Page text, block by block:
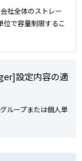
社全体のストレー
位で容量制限するこ
設定内容の適
ループまたは個人単